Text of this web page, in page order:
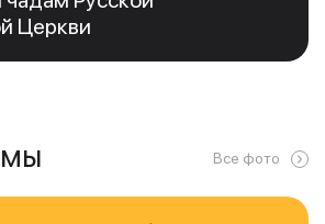
Церкви
Все фото